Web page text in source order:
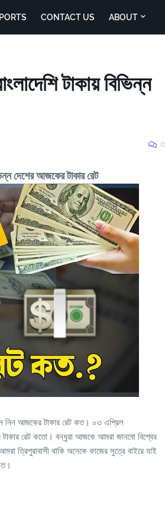
CONTACT US ABOUT
টাকায় বিভিন্ন
0
দেশের আজকের টাকার রেট
নিন আজকের টাকার রেট কত। ০৩ এপ্রিল
টাকার রেট কতো। বন্ধুরা আজকে আমরা জানবো বিশ্বের
ত্রিপুরাবাসী থাকি অনেকে কাজের সুত্রে বাইরে যাই